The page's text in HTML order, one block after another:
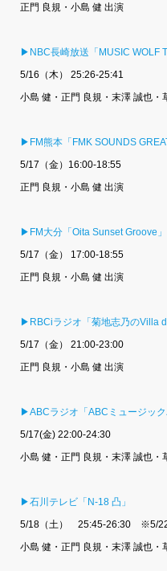
正門 良規・小島 健 出演
▶NBC長崎放送「MUSIC WOLF
5/16（木） 25:26-25:41
小島 健・正門 良規・末澤 誠也
▶FM熊本「FMK SOUNDS
5/17（金）16:00-18:55
正門 良規・小島 健 出演
▶FM大分「Oita Sunset Groove」
5/17（金） 17:00-18:55
正門 良規・小島 健 出演
▶RBCiラジオ「菊地志乃のVilla
5/17（金） 21:00-23:00
正門 良規・小島 健 出演
▶ABCラジオ「ABCミュージック
5/17(金) 22:00-24:30
小島 健・正門 良規・末澤 誠也
▶石川テレビ「N-18 凸」
5/18（土） 25:45-26:30 ※5/22
小島 健・正門 良規・末澤 誠也